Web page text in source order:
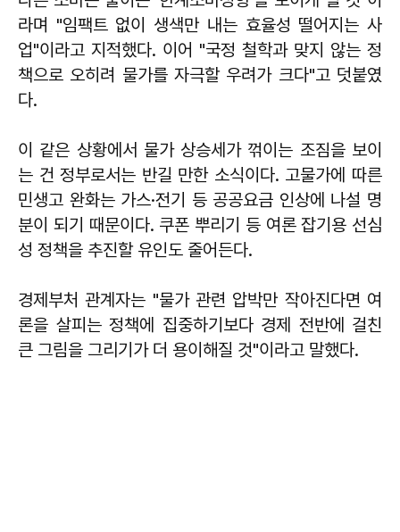
라며 "임팩트 없이 생색만 내는 효율성 떨어지는 사
업"이라고 지적했다. 이어 "국정 철학과 맞지 않는 정
책으로 오히려 물가를 자극할 우려가 크다"고 덧붙였
다.
이 같은 상황에서 물가 상승세가 꺾이는 조짐을 보이
는 건 정부로서는 반길 만한 소식이다. 고물가에 따른
민생고 완화는 가스·전기 등 공공요금 인상에 나설 명
분이 되기 때문이다. 쿠폰 뿌리기 등 여론 잡기용 선심
성 정책을 추진할 유인도 줄어든다.
경제부처 관계자는 "물가 관련 압박만 작아진다면 여
론을 살피는 정책에 집중하기보다 경제 전반에 걸친
큰 그림을 그리기가 더 용이해질 것"이라고 말했다.